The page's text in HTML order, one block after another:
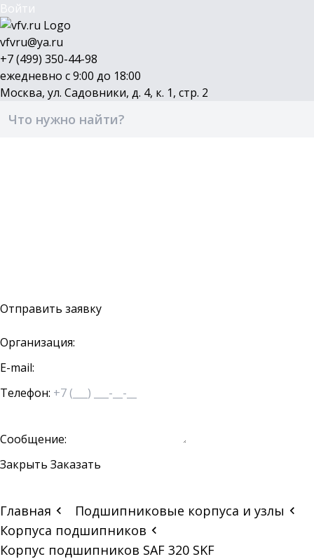
Войти
vfvru@ya.ru
+7 (499) 350-44-98
ежедневно с 9:00 до 18:00
Москва, ул. Садовники, д. 4, к. 1, стр. 2
Отправить заявку
Организация:
E-mail:
Телефон:
Сообщение:
Закрыть Заказать
Главная
Подшипниковые корпуса и узлы
Корпуса подшипников
Корпус подшипников SAF 320 SKF